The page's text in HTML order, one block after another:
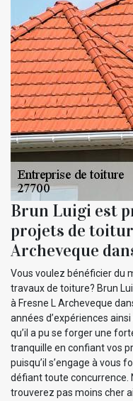
Brun Luigi est
projets de
Archeveque
Vous voulez bénéficier du
travaux de toiture? Brun
à Fresne L Archeveque
années d’expériences
qu’il a pu se forger une
tranquille en confiant vos
puisqu’il s’engage à vous
défiant toute concurrence.
trouverez pas moins cher